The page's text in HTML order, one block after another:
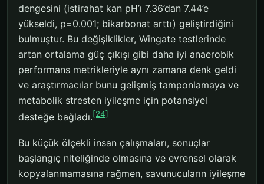
dengesini (istirahat kan pH’ı 7.36’dan 7.44’e
yükseldi, p=0.001; bikarbonat arttı) geliştirdiğini
bulmuştur. Bu değişiklikler, Wingate testlerinde
artan ortalama güç çıkışı gibi daha iyi anaerobik
performans metrikleriyle aynı zamana denk geldi
ve araştırmacılar bunu gelişmiş tamponlamaya ve
metabolik stresten iyileşme için potansiyel
desteğe bağladı.[24]
Bu küçük ölçekli insan çalışmaları, sonuçlar
başlangıç niteliğinde olmasına ve evrensel olarak
kopyalanmamasına rağmen, savunucuların iyileşme